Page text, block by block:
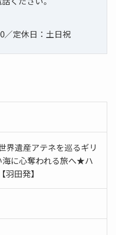
／定休日：土日祝
界遺産アテネを巡るギリ
海に心奪われる旅へ★ハ
田発】